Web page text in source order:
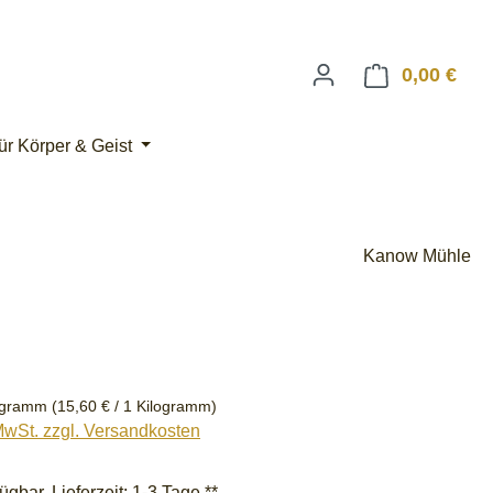
0,00 €
Körper & Geist
Kanow Mühle
(15,60 € / 1 Kilogramm)
zzgl. Versandkosten